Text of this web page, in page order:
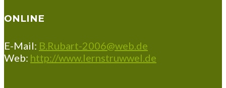
ONLINE
E-Mail: B.Rubart-2006@web.de
Web: http://www.lernstruwwel.de